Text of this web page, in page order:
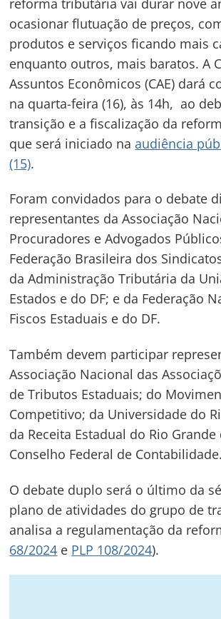
reforma tributária vai durar nove
ocasionar flutuação de preços,
produtos e serviços ficando mais
enquanto outros, mais baratos. A
Assuntos Econômicos (CAE) dará
na quarta-feira (16), às 14h, ao
transição e a fiscalização da
que será iniciado naaudiência
(15).
Foram convidados para o debate
representantes da Associação
Procuradores e Advogados
Federação Brasileira dos
da Administração Tributária da
Estados e do DF; e da Federação
Fiscos Estaduais e do DF.
Também devem participar
Associação Nacional das
de Tributos Estaduais; do
Competitivo; da Universidade do
da Receita Estadual do Rio Grande
Conselho Federal de Contabilidade.
O debate duplo será o último da
plano de atividades do grupo de
analisa a regulamentação da
68/2024 e PLP 108/2024).